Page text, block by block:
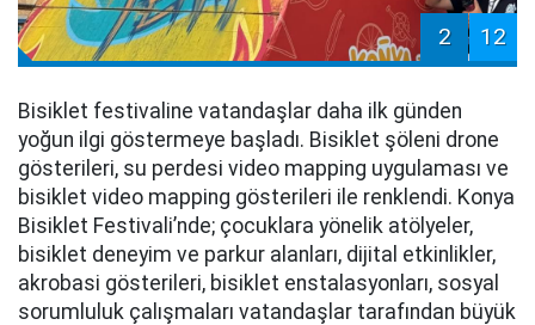
2 12
Bisiklet festivaline vatandaşlar daha ilk günden
yoğun ilgi göstermeye başladı. Bisiklet şöleni drone
gösterileri, su perdesi video mapping uygulaması ve
bisiklet video mapping gösterileri ile renklendi. Konya
Bisiklet Festivali’nde; çocuklara yönelik atölyeler,
bisiklet deneyim ve parkur alanları, dijital etkinlikler,
akrobasi gösterileri, bisiklet enstalasyonları, sosyal
sorumluluk çalışmaları vatandaşlar tarafından büyük